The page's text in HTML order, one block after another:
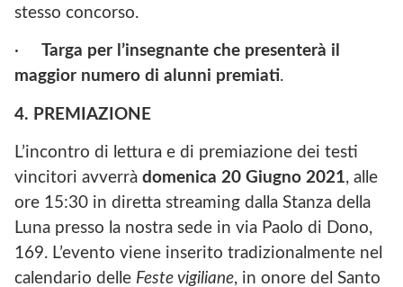
stesso concorso.
·
Targa per l’insegnante che presenterà il
maggior numero di alunni premiati.
4. PREMIAZIONE
L’incontro di lettura e di premiazione dei testi
vincitori avverrà domenica 20 Giugno 2021, alle
ore 15:30 in diretta streaming dalla Stanza della
Luna presso la nostra sede in via Paolo di Dono,
169. L’evento viene inserito tradizionalmente nel
calendario delle Feste vigiliane, in onore del Santo